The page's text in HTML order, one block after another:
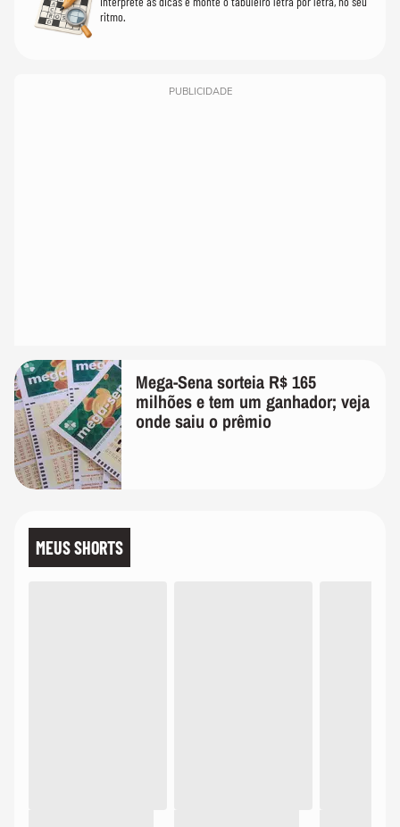
ritmo.
PUBLICIDADE
Mega-Sena sorteia R$ 165
milhões e tem um ganhador; veja
onde saiu o prêmio
MEUS SHORTS